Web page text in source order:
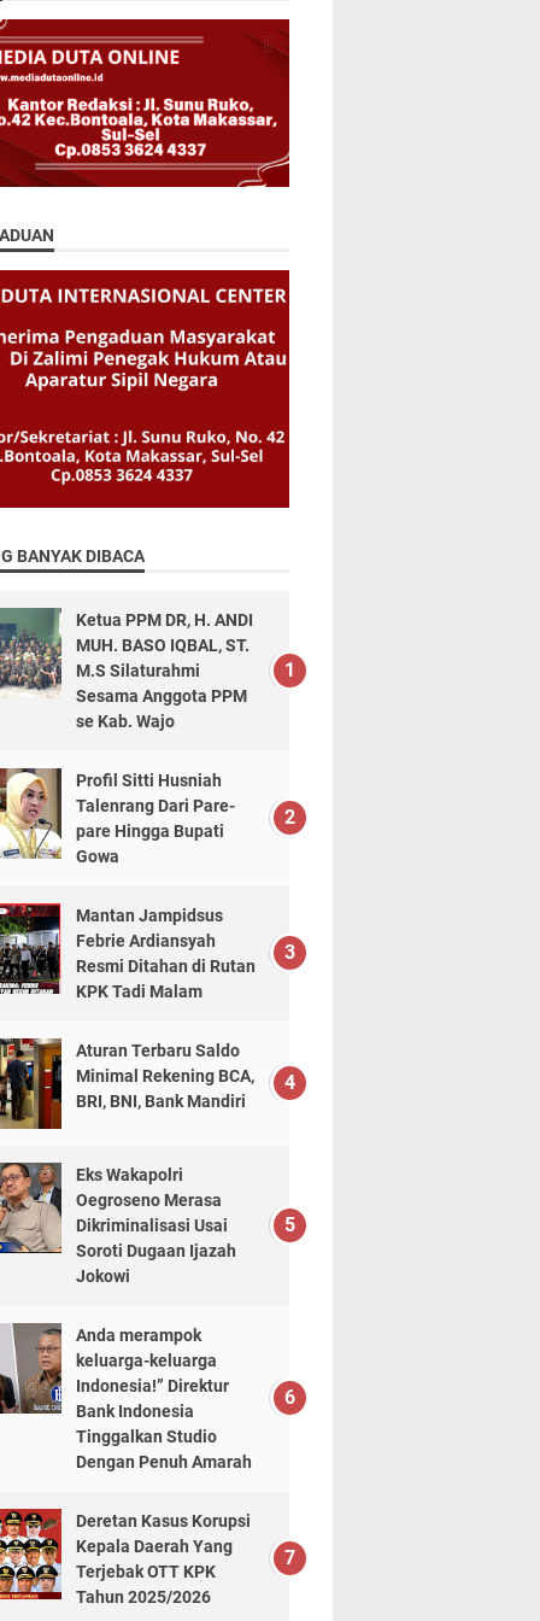
BANYAK DIBACA
Ketua PPM DR, H. ANDI
MUH. BASO IQBAL, ST.
M.S Silaturahmi
Sesama Anggota PPM
se Kab. Wajo
Profil Sitti Husniah
Talenrang Dari Pare-
pare Hingga Bupati
Gowa
Mantan Jampidsus
Febrie Ardiansyah
Resmi Ditahan di Rutan
KPK Tadi Malam
Aturan Terbaru Saldo
Minimal Rekening BCA,
BRI, BNI, Bank Mandiri
Eks Wakapolri
Oegroseno Merasa
Dikriminalisasi Usai
Soroti Dugaan Ijazah
Jokowi
Anda merampok
keluarga-keluarga
Indonesia!” Direktur
Bank Indonesia
Tinggalkan Studio
Dengan Penuh Amarah
Deretan Kasus Korupsi
Kepala Daerah Yang
Terjebak OTT KPK
Tahun 2025/2026